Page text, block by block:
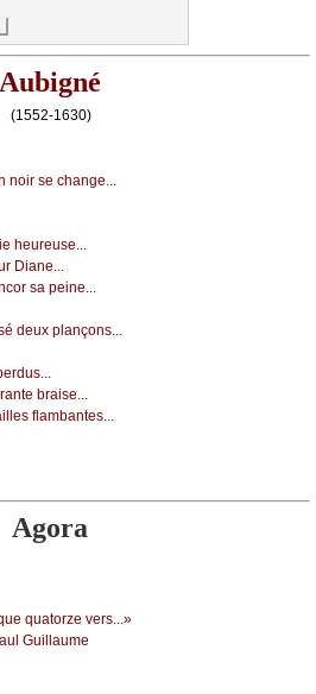
Aubigné
(1552-1630)
nоir sе сhаngе...
hеurеusе...
Diаnе...
sа pеinе...
dеuх plаnçоns...
brаisе...
flаmbаntеs...
Agora
quаtоrzе vеrs...»
Guillаumе